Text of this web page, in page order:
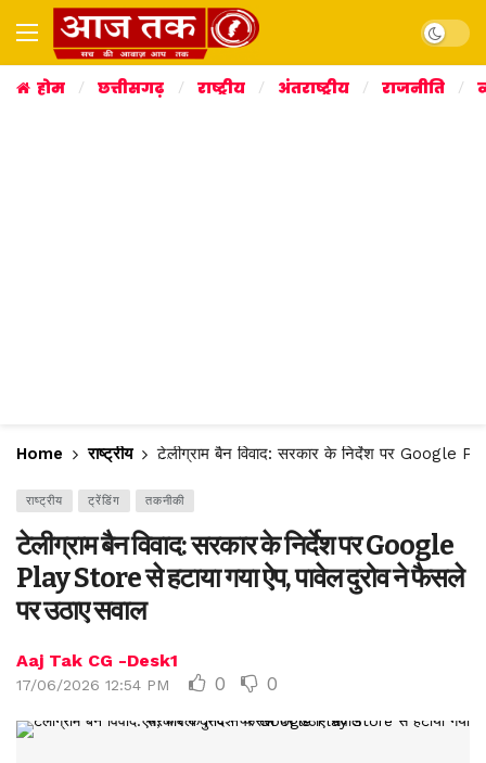
Dark
होम छत्तीसगढ़ राष्ट्रीय अंतराष्ट्रीय राजनीति
Home राष्ट्रीय टेलीग्राम बैन विवाद: सरकार के निर्देश पर Google
राष्ट्रीय ट्रेंडिंग तकनीकी
टेलीग्राम बैन विवाद: सरकार के निर्देश पर Google
Play Store से हटाया गया ऐप, पावेल दुरोव ने फैसले
पर उठाए सवाल
Aaj Tak CG -Desk1
17/06/2026 12:54 PM 0 0